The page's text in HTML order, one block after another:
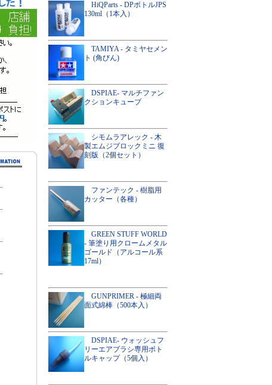
HiQParts - DPボトルJPS
130ml（1本入）
TAMIYA - タミヤセメン
ト (角びん)
DSPIAE- マルチファン
クションキューブ
シモムラアレック - 木
製エムジブロックミニ 復
刻版（2個セット）
ファンテック - 樹脂用
カッター（各種）
GREEN STUFF WORLD
- 筆塗り用クロームメタル
ゴールド（アルコール系
17ml）
GUNPRIMER - 極細両
面式綿棒（500本入）
DSPIAE- ウォッシュフ
リーエアブラシ専用ボト
ルキャップ（5個入）